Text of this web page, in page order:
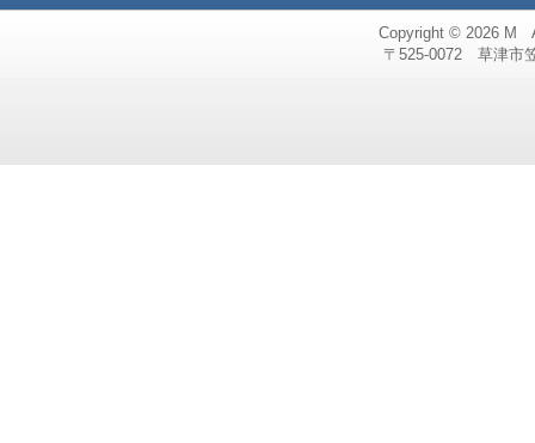
Copyright © 2026 M
〒525-0072 草津市